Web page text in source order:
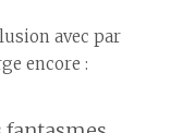
avec par
encore :